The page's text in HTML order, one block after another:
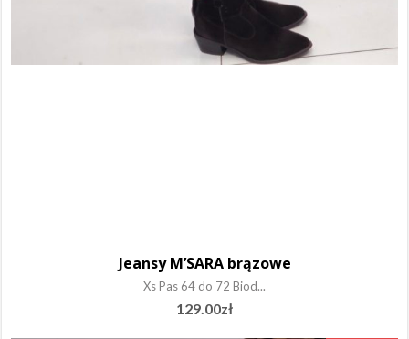
Jeansy M’SARA brązowe
Xs Pas 64 do 72 Biod...
129.00zł